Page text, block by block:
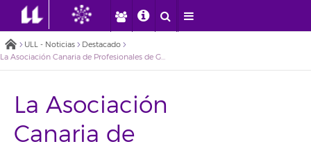
ULL - Noticias
Destacado
La Asociación Canaria de Profesionales de Gestión deportiva premia a Ramón Rojas, director del Servicio de Deportes
La Asociación
Canaria de